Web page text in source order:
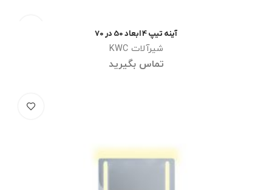
اطلاعات بیشترآینه تیپ 4 ابعاد 50 در 70
شیرآلات KWC
تماس بگیرید